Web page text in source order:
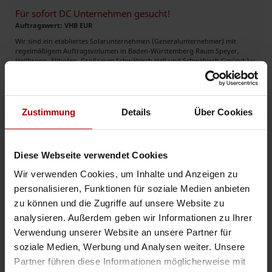
Zustimmung Details Über Cookies
Diese Webseite verwendet Cookies
Wir verwenden Cookies, um Inhalte und Anzeigen zu
personalisieren, Funktionen für soziale Medien anbieten
zu können und die Zugriffe auf unsere Website zu
analysieren. Außerdem geben wir Informationen zu Ihrer
Verwendung unserer Website an unsere Partner für
soziale Medien, Werbung und Analysen weiter. Unsere
Partner führen diese Informationen möglicherweise mit
Für sofort DC Unternehmen gesucht!
Auftragswert: VHB EUR
Wir sind ein etabliertes Solarunternehmen (Generalunternehmer) mit
regelmäßigem Auftragsvolumen in Baden-Württemberg Raum Speyer,
Heilbronn, Ellhofen, Großraum Schwäbisch Hall und Schwäbisch Gmünd.) u
Montagefirma für PV-Anlagen gesucht
Wir suchen einen verlässlichen Partner für die Dachmontage von
Photovoltaikanlagen und deren Batteriespeicher und suchen für unsere K ..
Weitere Premium-Aufträge